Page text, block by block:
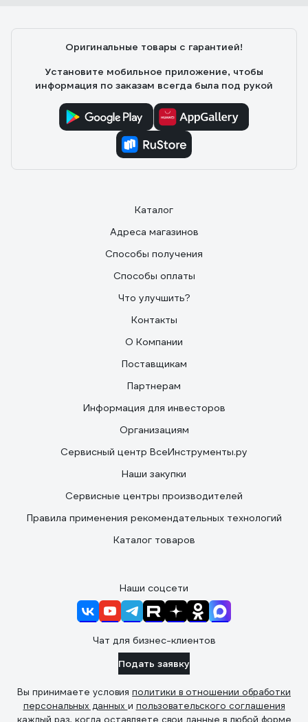
Оригинальные товары с гарантией!
Установите мобильное приложение, чтобы
информация по заказам всегда была под рукой
Каталог
Адреса магазинов
Способы получения
Способы оплаты
Что улучшить?
Контакты
О Компании
Поставщикам
Партнерам
Информация для инвесторов
Организациям
Сервисный центр ВсеИнструменты.ру
Наши закупки
Сервисные центры производителей
Правила применения рекомендательных технологий
Каталог товаров
Наши соцсети
Чат для бизнес-клиентов
Подать заявку
Вы принимаете условия политики в отношении обработки
персональных данных и пользовательского соглашения
каждый раз, когда оставляете свои данные в любой форме